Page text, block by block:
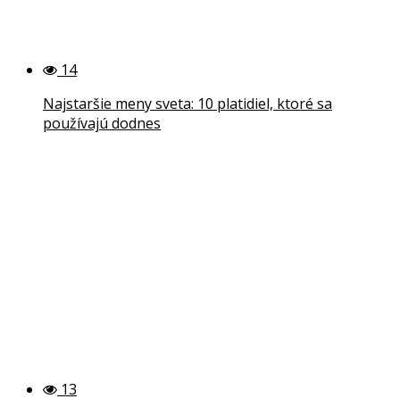
14
Najstaršie meny sveta: 10 platidiel, ktoré sa
používajú dodnes
13